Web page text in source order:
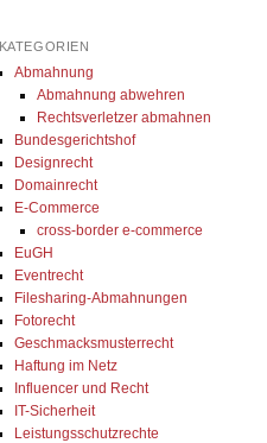
- vielen Dank!
KATEGORIEN
Abmahnung
Abmahnung abwehren
Rechtsverletzer abmahnen
Bundesgerichtshof
Designrecht
Domainrecht
E-Commerce
cross-border e-commerce
EuGH
Eventrecht
Filesharing-Abmahnungen
Fotorecht
Geschmacksmusterrecht
Haftung im Netz
Influencer und Recht
IT-Sicherheit
Leistungsschutzrechte